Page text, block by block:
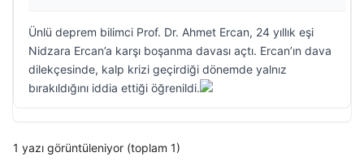
Ünlü deprem bilimci Prof. Dr. Ahmet Ercan, 24 yıllık eşi
Nidzara Ercan’a karşı boşanma davası açtı. Ercan’ın dava
dilekçesinde, kalp krizi geçirdiği dönemde yalnız
bırakıldığını iddia ettiği öğrenildi.
1 yazı görüntüleniyor (toplam 1)